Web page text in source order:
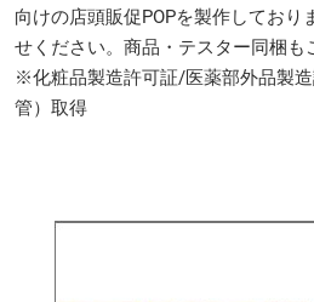
向けの店頭販促POPを製作してお
せください。商品・テスター同梱も
※化粧品製造許可証/医薬部外品製
管）取得